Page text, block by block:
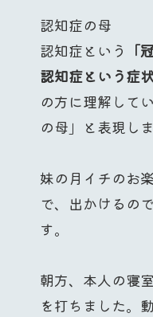
認知症の母
認知症という
「
認知症という症
の方に理解して
の母」と表現しま
妹の月イチのお
で、出かけるの
す。
朝方、本人の寝
を打ちました。